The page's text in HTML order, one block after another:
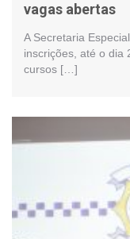
vagas abertas
A Secretaria
inscrições, até o dia
cursos […]